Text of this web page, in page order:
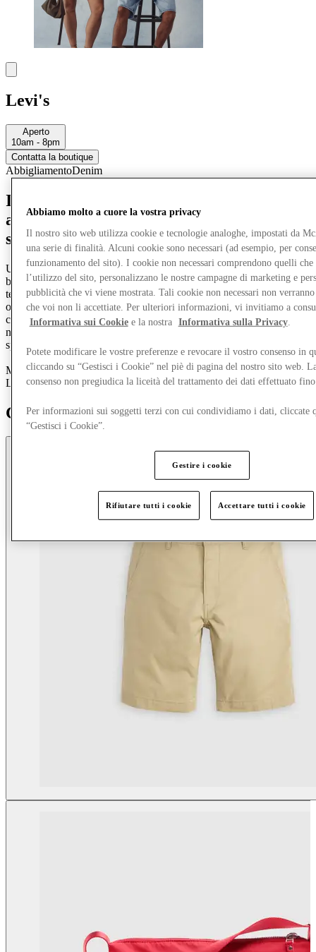
Levi's
Aperto
10am - 8pm
Contatta la boutique
AbbigliamentoDenim
Il marchio Levi's® rappresenta lo stile
americano classico e la freschezza senza
sforzo.
Un classico d'ora in poi. Conosci gli unici jeans di cui avrai mai
bisogno! Dalla sua invenzione nel 1873, i jeans Levi's® sono stati la
tela bianca perfetta per esprimere al massimo il tuo stile. Sempre
originale. La® continua spinta di Levi verso l'innovazione significa
che il marchio continua a svilupparsi ancora oggi. Visita ora un
negozio Levi's® e trova il tuo nuovo Levi's® preferito a prezzi
speciali nei punti vendita.
Mostra il tuo stile personale e fai sapere al mondo come vivi da
Levi's®.
Get inspired
Abbiamo molto a cuore la vostra privacy
Il nostro sito web utilizza cookie e tecnologie analoghe, impostati da
una serie di finalità. Alcuni cookie sono necessari (ad esempio, per
funzionamento del sito). I cookie non necessari comprendono quelli che
l’utilizzo del sito, personalizzano le nostre campagne di marketing e
pubblicità che vi viene mostrata. Tali cookie non necessari non
che voi non li accettiate. Per ulteriori informazioni, vi invitiamo a
Informativa sui Cookiee la nostra Informativa sulla Privacy.
Potete modificare le vostre preferenze e revocare il vostro consenso in
cliccando su “Gestisci i Cookie” nel piè di pagina del nostro sito web.
consenso non pregiudica la liceità del trattamento dei dati effettuato
Per informazioni sui soggetti terzi con cui condividiamo i dati, cliccate
“Gestisci i Cookie”.
Gestire i cookie
Rifiutare tutti i cookie Accettare tutti i cookie